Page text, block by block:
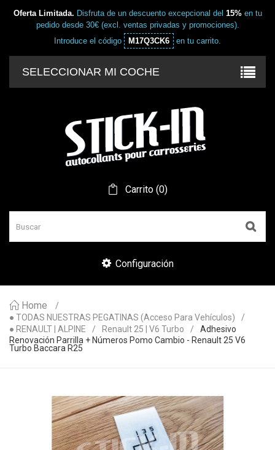
Oferta Limitada. Disfruta de un descuento excepcional del 15%en tu
pedido desde 30€ (excl. ventas privadas y promociones).
Introduce el código
M17Q3CK6 en tu carrito.
SELECCIONAR MI COCHE
Carrito (0)
Configuración
Home
● TODAS NUESTRAS PEGATINAS (acceso Para Vehículos)
● RENAULT | ALPINE
Renault 25 | V6 Turbo
Adhesivo
Renovación Parrilla + Números Pomo Cambio - Renault 25 V6
Turbo Baccara R25